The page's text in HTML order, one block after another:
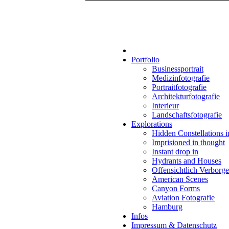
Portfolio
Businessportrait
Medizinfotografie
Portraitfotografie
Architekturfotografie
Interieur
Landschaftsfotografie
Explorations
Hidden Constellations
Imprisioned in thought
Instant drop in
Hydrants and Houses
Offensichtlich
American Scenes
Canyon Forms
Aviation Fotografie
Hamburg
Infos
Impressum & Datenschutz